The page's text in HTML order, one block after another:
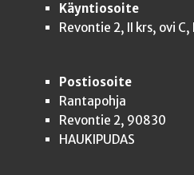
Käyntiosoite
Revontie 2, II krs, ovi
Postiosoite
Rantapohja
Revontie 2, 90830
HAUKIPUDAS